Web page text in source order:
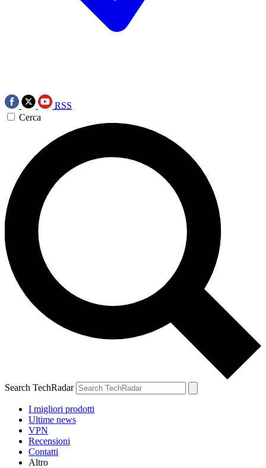
RSS
Cerca
Search TechRadar
I migliori prodotti
Ultime news
VPN
Recensioni
Contatti
Altro